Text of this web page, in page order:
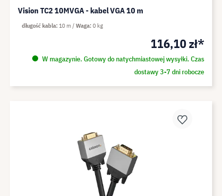
Vision TC2 10MVGA - kabel VGA 10 m
116,10 zł*
W magazynie. Gotowy do natychmiastowej wysyłki. Czas
dostawy 3-7 dni robocze
długość kabla 10 m Waga 0 kg